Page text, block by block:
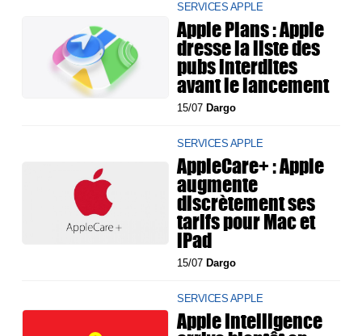
SERVICES APPLE
Apple Plans : Apple
dresse la liste des
pubs interdites
avant le lancement
15/07 Dargo
SERVICES APPLE
AppleCare+ : Apple
augmente
discrètement ses
tarifs pour Mac et
iPad
15/07 Dargo
SERVICES APPLE
Apple Intelligence